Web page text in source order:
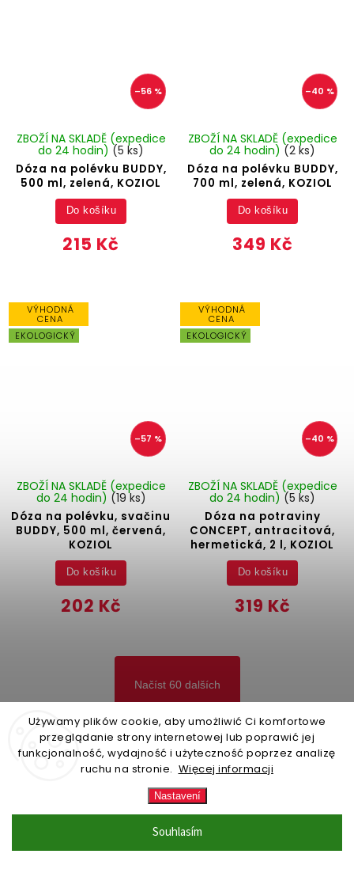
Używamy plików cookie, aby umożliwić Ci komfortowe
przeglądanie strony internetowej lub poprawić jej
funkcjonalność, wydajność i użyteczność poprzez analizę
ruchu na stronie. Więcej informacji
Nastavení
Souhlasím
–56 %
Dóza na polévku BUDDY,
500 ml, zelená, KOZIOL
ZBOŽÍ NA SKLADĚ (expedice
do 24 hodin) (5 ks)
215 Kč
Do košíku
–40 %
Dóza na polévku BUDDY,
700 ml, zelená, KOZIOL
ZBOŽÍ NA SKLADĚ (expedice
do 24 hodin) (2 ks)
349 Kč
Do košíku
VÝHODNÁ
CENA
EKOLOGICKÝ
–57 %
Dóza na polévku, svačinu
BUDDY, 500 ml, červená,
KOZIOL
ZBOŽÍ NA SKLADĚ (expedice
do 24 hodin) (19 ks)
202 Kč
Do košíku
VÝHODNÁ
CENA
EKOLOGICKÝ
–40 %
Dóza na potraviny
CONCEPT, antracitová,
hermetická, 2 l, KOZIOL
ZBOŽÍ NA SKLADĚ (expedice
do 24 hodin) (5 ks)
319 Kč
Do košíku
Načíst 60 dalších
1
7
Nahoru
E-Shop Edaxo.cz
Obchodní podmínky